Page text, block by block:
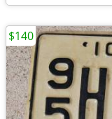
$140